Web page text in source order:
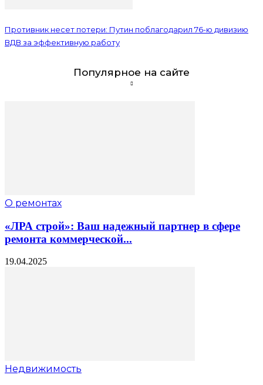
Противник несет потери: Путин поблагодарил 76-ю дивизию
ВДВ за эффективную работу
Популярное на сайте
О ремонтах
«ЛРА строй»: Ваш надежный партнер в сфере
ремонта коммерческой...
19.04.2025
Недвижимость